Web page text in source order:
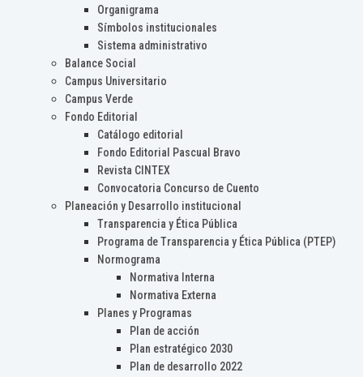
Organigrama
Símbolos institucionales
Sistema administrativo
Balance Social
Campus Universitario
Campus Verde
Fondo Editorial
Catálogo editorial
Fondo Editorial Pascual Bravo
Revista CINTEX
Convocatoria Concurso de Cuento
Planeación y Desarrollo institucional
Transparencia y Ética Pública
Programa de Transparencia y Ética Pública (PTEP)
Normograma
Normativa Interna
Normativa Externa
Planes y Programas
Plan de acción
Plan estratégico 2030
Plan de desarrollo 2022